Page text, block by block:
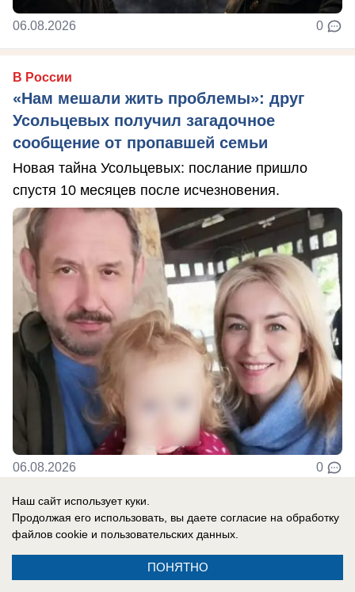
06.08.2026 0
В России
«Нам мешали жить проблемы»: друг
Усольцевых получил загадочное
сообщение от пропавшей семьи
Новая тайна Усольцевых: послание пришло
спустя 10 месяцев после исчезновения.
06.08.2026 0
Новости СМИ2
Наш сайт использует куки.
Продолжая его использовать, вы даете согласие на обработку
файлов cookie и пользовательских данных.
ПОНЯТНО